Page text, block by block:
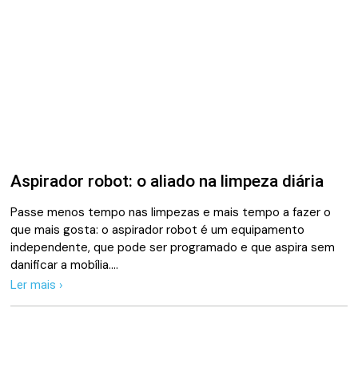
Aspirador robot: o aliado na limpeza diária
Passe menos tempo nas limpezas e mais tempo a fazer o
que mais gosta: o aspirador robot é um equipamento
independente, que pode ser programado e que aspira sem
danificar a mobília.…
Ler mais ›